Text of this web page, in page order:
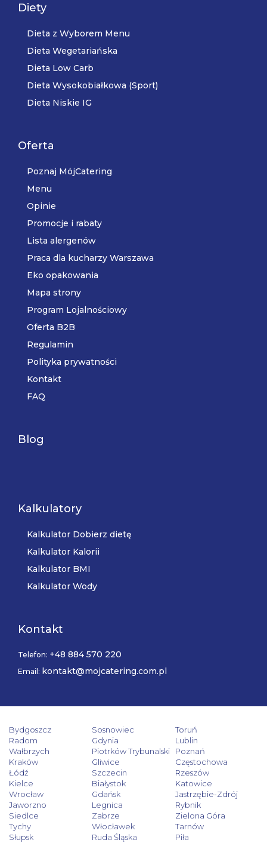
Diety
Dieta z Wyborem Menu
Dieta Wegetariańska
Dieta Low Carb
Dieta Wysokobiałkowa (Sport)
Dieta Niskie IG
Oferta
Poznaj MójCatering
Menu
Opinie
Promocje i rabaty
Lista alergenów
Praca dla kucharzy Warszawa
Eko opakowania
Mapa strony
Program Lojalnościowy
Oferta B2B
Regulamin
Polityka prywatności
Kontakt
FAQ
Blog
Kalkulatory
Kalkulator Dobierz dietę
Kalkulator Kalorii
Kalkulator BMI
Kalkulator Wody
Kontakt
Telefon: +48 884 570 220
Email: kontakt@mojcatering.com.pl
Bydgoszcz Sosnowiec
Toruń
Radom
Gdynia
Lublin
Wałbrzych
Piotrków Trybunalski
Poznań
Kraków
Gliwice
Częstochowa
Łódź
Szczecin
Rzeszów
Kielce
Białystok
Katowice
Wrocław
Gdańsk
Jastrzębie-Zdrój
Jaworzno
Legnica
Rybnik
Siedlce
Zabrze
Zielona Góra
Tychy
Włocławek
Tarnów
Słupsk
Ruda Śląska
Piła